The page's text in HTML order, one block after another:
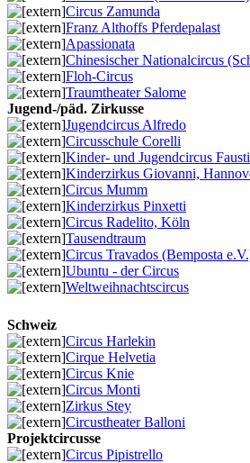
Circus Zamunda
Franz Althoffs Pferdepalast
Apassionata
Chinesischer Nationalcircus
Floh-Circus
Traumtheater Salome
Jugend-/päd. Zirkusse
Jugendcircus Alfredo
Circusschule Corelli
Kinder- und Jugendcircus
Kinderzirkus Giovanni,
Circus Mumm
Kinderzirkus Pinxetti
Circus Radelito, Köln
Tausendtraum
Circus Travados (Bemposta
Ubuntu - der Circus
Weltweihnachtscircus
Schweiz
Circus Harlekin
Cirque Helvetia
Circus Knie
Circus Monti
Zirkus Stey
Circustheater Balloni
Projektcircusse
Circus Pipistrello